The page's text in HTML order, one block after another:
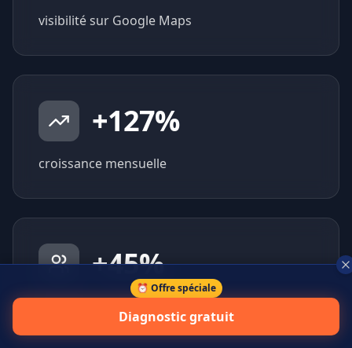
visibilité sur Google Maps
+127%
croissance mensuelle
+45%
⏰ Offre spéciale
Diagnostic gratuit